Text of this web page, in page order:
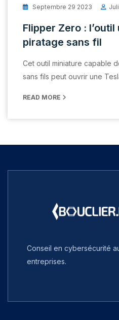
Septembre 29 2023
Flipper Zero :
piratage sans fil
Cet outil miniature capable
sans fils peut ouvrir une
READ MORE
Conseil en cybersécurité
entreprises.